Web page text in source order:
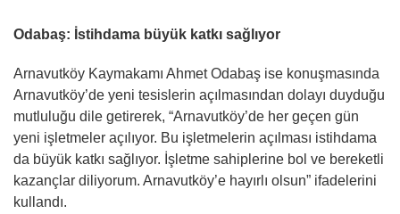
Odabaş: İstihdama büyük katkı sağlıyor
Arnavutköy Kaymakamı Ahmet Odabaş ise konuşmasında
Arnavutköy’de yeni tesislerin açılmasından dolayı duyduğu
mutluluğu dile getirerek, “Arnavutköy’de her geçen gün
yeni işletmeler açılıyor. Bu işletmelerin açılması istihdama
da büyük katkı sağlıyor. İşletme sahiplerine bol ve bereketli
kazançlar diliyorum. Arnavutköy’e hayırlı olsun” ifadelerini
kullandı.